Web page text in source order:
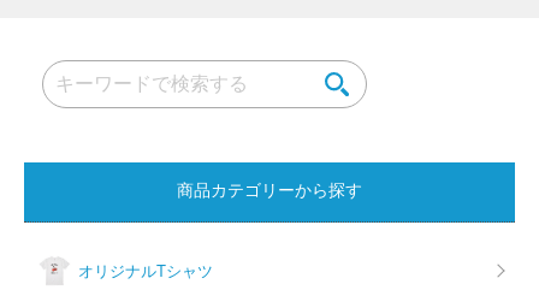
ン
商品カテゴリーから探す
オリジナルTシャツ